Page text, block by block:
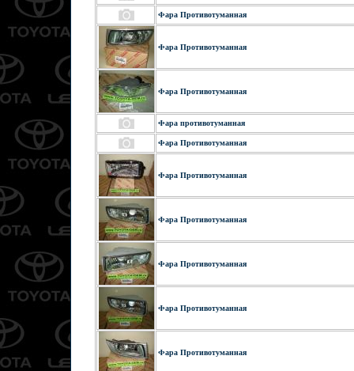
Фара Противотуманная
Фара Противотуманная
Фара Противотуманная
Фара противотуманная
Фара Противотуманная
Фара Противотуманная
Фара Противотуманная
Фара Противотуманная
Фара Противотуманная
Фара Противотуманная